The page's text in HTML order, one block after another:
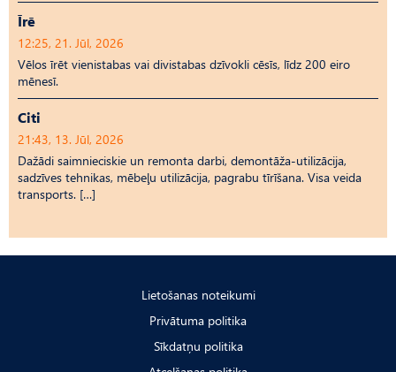
Īrē
12:25, 21. Jūl, 2026
Vēlos īrēt vienistabas vai divistabas dzīvokli cēsīs, līdz 200 eiro
mēnesī.
Citi
21:43, 13. Jūl, 2026
Dažādi saimnieciskie un remonta darbi, demontāža-utilizācija,
sadzīves tehnikas, mēbeļu utilizācija, pagrabu tīrīšana. Visa veida
transports. […]
Lietošanas noteikumi
Privātuma politika
Sīkdatņu politika